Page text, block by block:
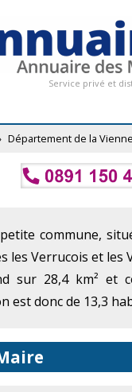
Service privé et
Département de la Vienne
commune,
les Verrucois et les
sur 28,4 km² et
est donc de 13,3